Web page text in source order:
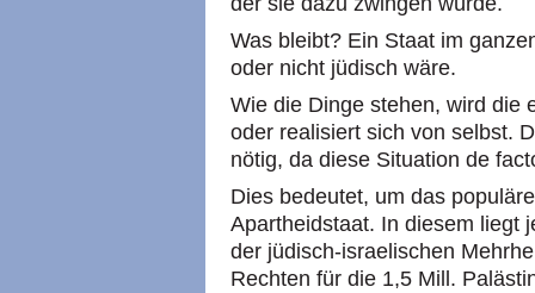
Was bleibt? Ein Staat im
oder nicht jüdisch wäre.
Wie die Dinge stehen, wird die
oder realisiert sich von selbst.
nötig, da diese Situation de
Dies bedeutet, um das
Apartheidstaat. In diesem liegt
der jüdisch-israelischen
Rechten für die 1,5 Mill.